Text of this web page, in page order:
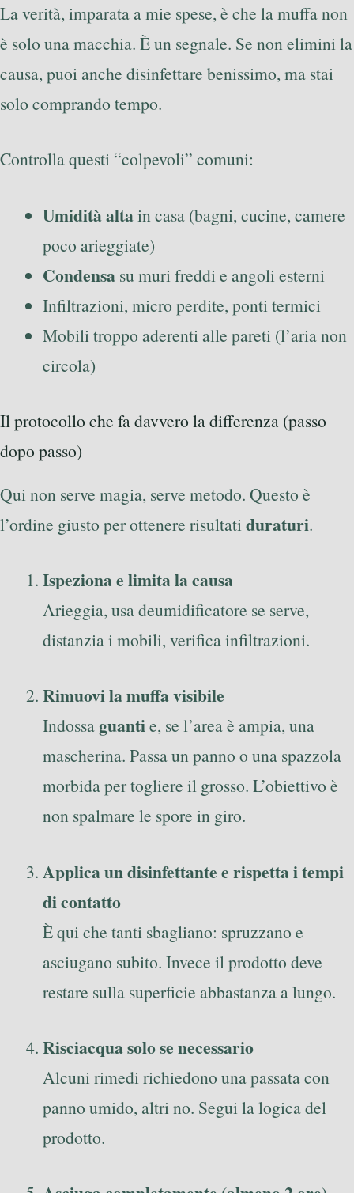
La verità, imparata a mie spese, è che la muffa non
è solo una macchia. È un segnale. Se non elimini la
causa, puoi anche disinfettare benissimo, ma stai
solo comprando tempo.
Controlla questi “colpevoli” comuni:
Umidità altain casa (bagni, cucine, camere
poco arieggiate)
Condensa su muri freddi e angoli esterni
Infiltrazioni, micro perdite, ponti termici
Mobili troppo aderenti alle pareti (l’aria non
circola)
Il protocollo che fa davvero la differenza (passo
dopo passo)
Qui non serve magia, serve metodo. Questo è
l’ordine giusto per ottenere risultati duraturi.
Ispeziona e limita la causa
Arieggia, usa deumidificatore se serve,
distanzia i mobili, verifica infiltrazioni.
Rimuovi la muffa visibile
Indossaguantie, se l’area è ampia, una
mascherina. Passa un panno o una spazzola
morbida per togliere il grosso. L’obiettivo è
non spalmare le spore in giro.
Applica un disinfettante e rispetta i tempi
di contatto
È qui che tanti sbagliano: spruzzano e
asciugano subito. Invece il prodotto deve
restare sulla superficie abbastanza a lungo.
Risciacqua solo se necessario
Alcuni rimedi richiedono una passata con
panno umido, altri no. Segui la logica del
prodotto.